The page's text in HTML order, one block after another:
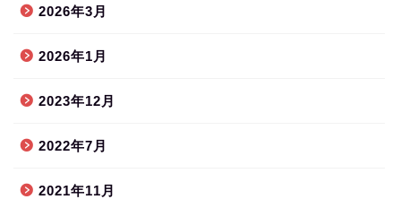
2026年3月
2026年1月
2023年12月
2022年7月
2021年11月